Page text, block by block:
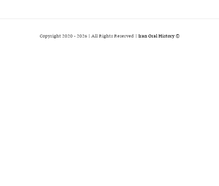
© Copyright 2020 -
2026 | All Rights Reserved | Iran Oral History